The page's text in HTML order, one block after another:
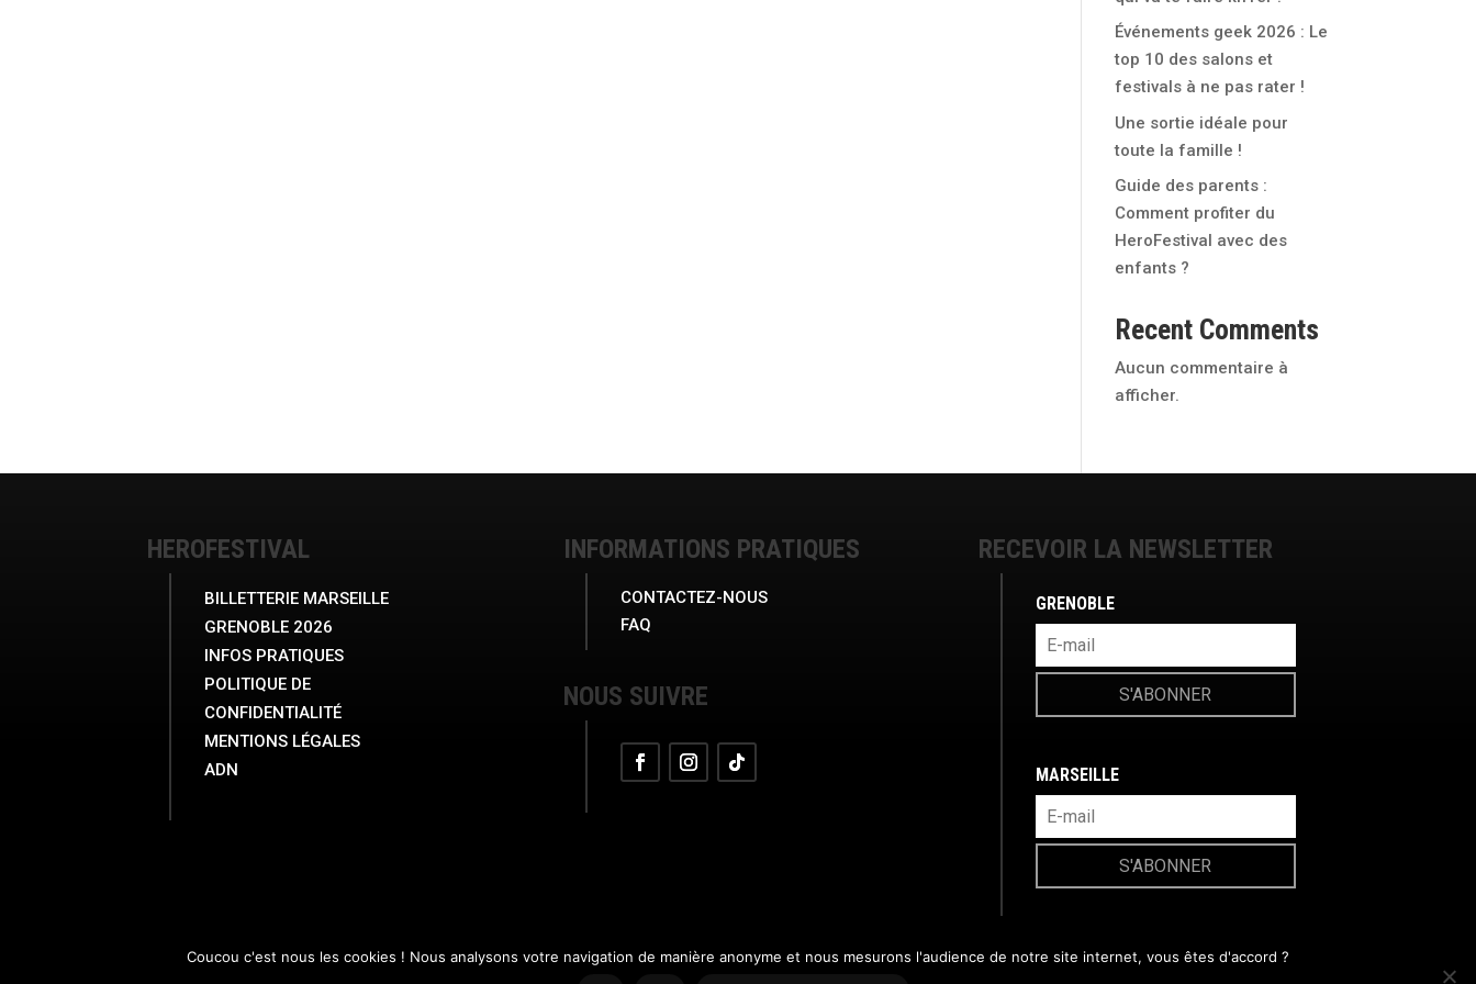
Événements geek 2026 : Le
top 10 des salons et
festivals à ne pas rater !
Une sortie idéale pour
toute la famille !
Guide des parents :
Comment profiter du
HeroFestival avec des
enfants ?
Recent Comments
Aucun commentaire à
afficher.
HEROFESTIVAL
BILLETTERIE MARSEILLE
GRENOBLE 2026
INFOS PRATIQUES
POLITIQUE DE
CONFIDENTIALITÉ
MENTIONS LÉGALES
ADN
INFORMATIONS PRATIQUES
CONTACTEZ-NOUS
FAQ
NOUS SUIVRE
RECEVOIR LA NEWSLETTER
GRENOBLE
S'ABONNER
MARSEILLE
S'ABONNER
©HeroFestival
Coucou c'est nous les cookies ! Nous analysons votre navigation de manière anonyme et nous mesurons l'audience de notre site internet, vous êtes d'accord ?